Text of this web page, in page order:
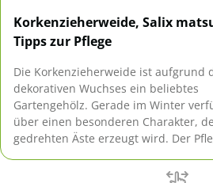
Korkenzieherweide, Salix
Tipps zur Pflege
Die Korkenzieherweide ist aufgrund
dekorativen Wuchses ein beliebtes
Gartengehölz. Gerade im Winter
über einen besonderen Charakter,
gedrehten Äste erzeugt wird. Der